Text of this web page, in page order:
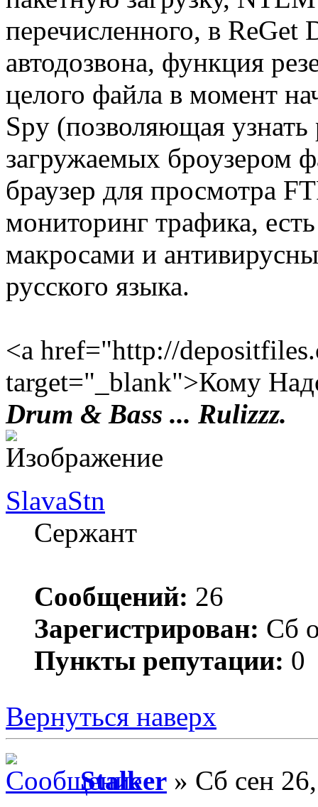
перечисленного, в ReGet
автодозвона, функция
целого файла в момент
Spy (позволяющая
загружаемых броузером
браузер для просмотра
мониторинг трафика,
макросами и
русского языка.
<a href="http://
target="_blank">Кому
Drum & Bass ... Rulizzz.
SlavaStn
Сержант
Сообщений: 26
Зарегистрирован: Сб
Пункты репутации: 0
Вернуться наверх
Stalker » Сб сен